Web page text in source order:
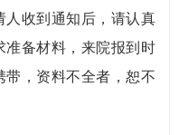
人收到通知后，请认真
准备材料，来院报到时
，资料不全者，恕不